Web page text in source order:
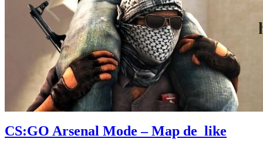
CS:GO Arsenal Mode – Map de_like